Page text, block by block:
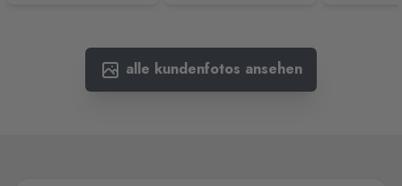
alle kundenfotos ansehen